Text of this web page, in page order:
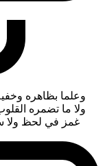
وعلما بظاهره
ولا ما تضمره
غمز في لحظ ولا